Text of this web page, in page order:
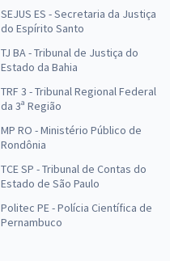
SEJUS ES - Secretaria da Justiça
do Espírito Santo
TJ BA - Tribunal de Justiça do
Estado da Bahia
TRF 3 - Tribunal Regional Federal
da 3ª Região
MP RO - Ministério Público de
Rondônia
TCE SP - Tribunal de Contas do
Estado de São Paulo
Politec PE - Polícia Científica de
Pernambuco